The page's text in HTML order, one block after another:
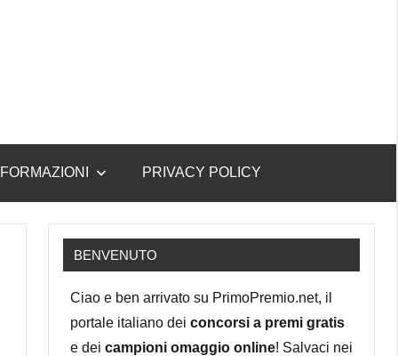
PRIVACY POLICY
BENVENUTO
Ciao e ben arrivato su PrimoPremio.net, il
portale italiano dei concorsi a premi gratis
e dei campioni omaggio online! Salvaci nei